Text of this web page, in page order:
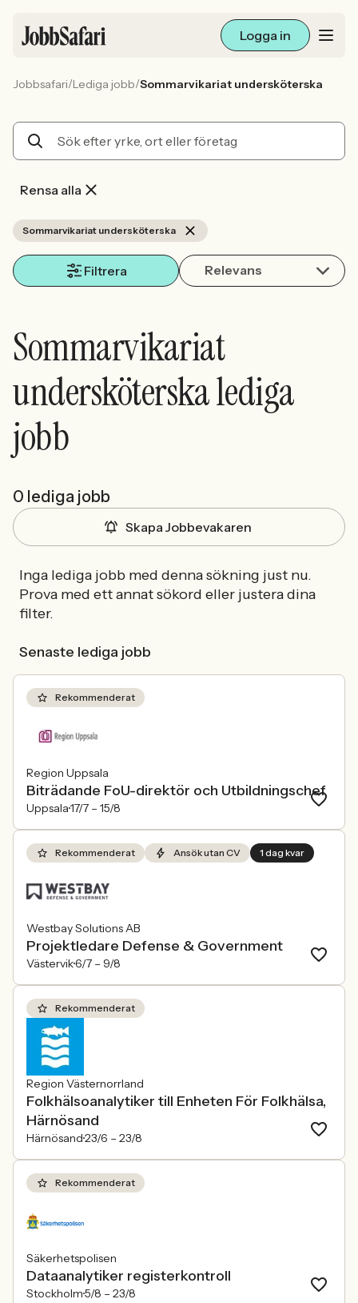
Logga in
Arbetsliv och karriär
Sök med AI
Jobbsafari/Lediga jobb/Sommarvikariat undersköterska
Rensa alla
Sommarvikariat undersköterska
Filtrera Relevans
Sommarvikariat
undersköterska lediga
jobb
0 lediga jobb
Skapa Jobbevakaren
Inga lediga jobb med denna sökning just nu.
Prova med ett annat sökord eller justera dina
filter.
Senaste lediga jobb
Rekommenderat
Region Uppsala
Biträdande FoU-direktör och Utbildningschef
Uppsala17/7 – 15/8
Rekommenderat Ansök utan CV 1 dag kvar
Westbay Solutions AB
Projektledare Defense & Government
Västervik6/7 – 9/8
Rekommenderat
Region Västernorrland
Folkhälsoanalytiker till Enheten För Folkhälsa,
Härnösand
Härnösand23/6 – 23/8
Rekommenderat
Säkerhetspolisen
Dataanalytiker registerkontroll
Stockholm5/8 – 23/8